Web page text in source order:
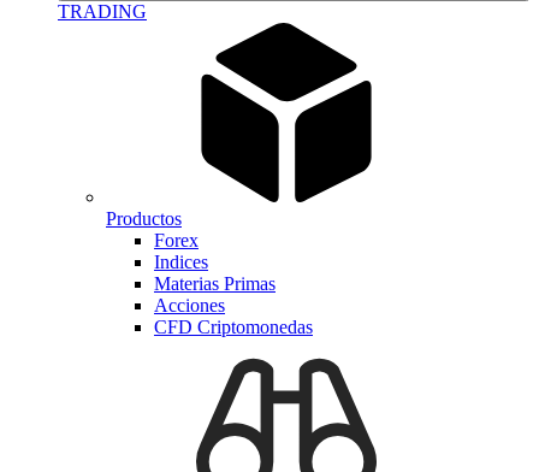
TRADING
Productos
Forex
Indices
Materias Primas
Acciones
CFD Criptomonedas